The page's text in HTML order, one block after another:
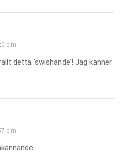
e m
detta ’swishande’! Jag känner
e m